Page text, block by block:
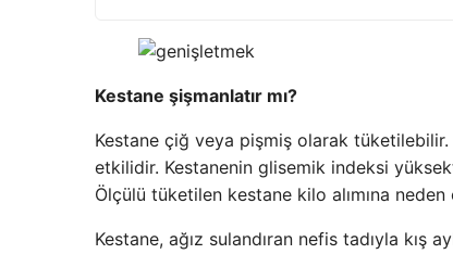
Kestane şişmanlatır mı?
Kestane çiğ veya pişmiş olarak tüketilebilir.
etkilidir. Kestanenin glisemik indeksi
Ölçülü tüketilen kestane kilo alımına neden
Kestane, ağız sulandıran nefis tadıyla kış